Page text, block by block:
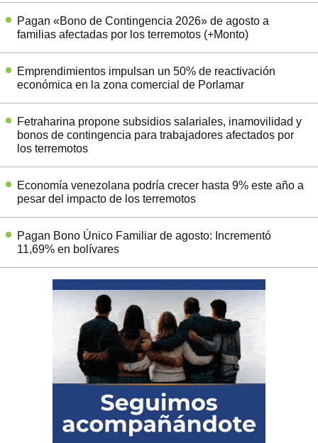
Pagan «Bono de Contingencia 2026» de agosto a
familias afectadas por los terremotos (+Monto)
Emprendimientos impulsan un 50% de reactivación
económica en la zona comercial de Porlamar
Fetraharina propone subsidios salariales, inamovilidad y
bonos de contingencia para trabajadores afectados por
los terremotos
Economía venezolana podría crecer hasta 9% este año a
pesar del impacto de los terremotos
Pagan Bono Único Familiar de agosto: Incrementó
11,69% en bolívares